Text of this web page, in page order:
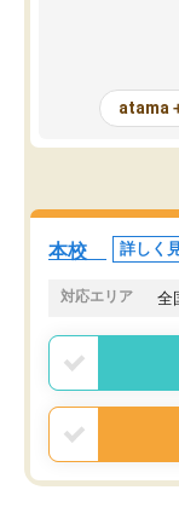
が、自分で自
とっては難しい
かと思った。
atama
本校 詳しく
対応エリア 全